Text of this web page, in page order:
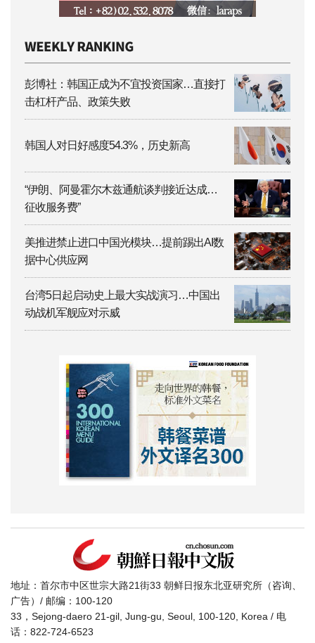
彭博社：韩国正成为不宜投资国家…直接打
击杠杆产品、政策失败
韩国人对日好感度54.3%，历史新高
“伊朗、阿曼霍尔木兹通航谈判接近达成…
征收服务费”
美推进禁止进口中国光模块…提前踢出AI数
据中心供应网
台湾5日起启动史上最大实战演习…中国出
动战机军舰应对示威
地址：首尔市中区世宗大路21街33 朝鲜日报东北亚研究所（咨询、
广告）/ 邮编：100-120
33，Sejong-daero 21-gil, Jung-gu, Seoul, 100-120, Korea / 电
话：822-724-6523